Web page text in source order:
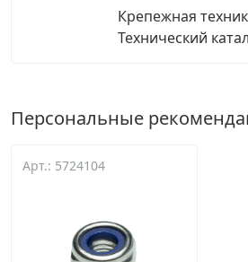
Крепежная
Технический
Персональные
Арт.: 5724104